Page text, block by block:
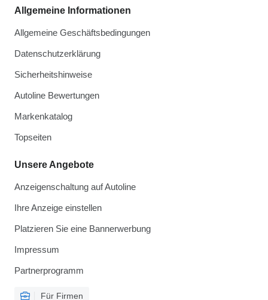
Allgemeine Informationen
Allgemeine Geschäftsbedingungen
Datenschutzerklärung
Sicherheitshinweise
Autoline Bewertungen
Markenkatalog
Topseiten
Unsere Angebote
Anzeigenschaltung auf Autoline
Ihre Anzeige einstellen
Platzieren Sie eine Bannerwerbung
Impressum
Partnerprogramm
Für Firmen